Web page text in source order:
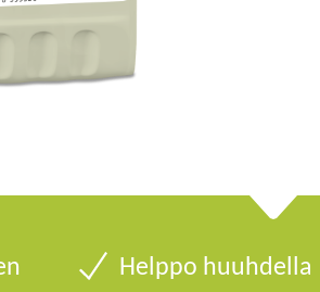
Helppo huuhdella